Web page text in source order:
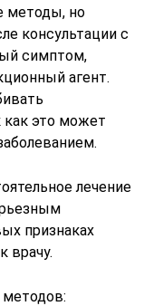
методы, но
консультации с
симптом,
агент.
как это может
лечение
признаках
врачу.